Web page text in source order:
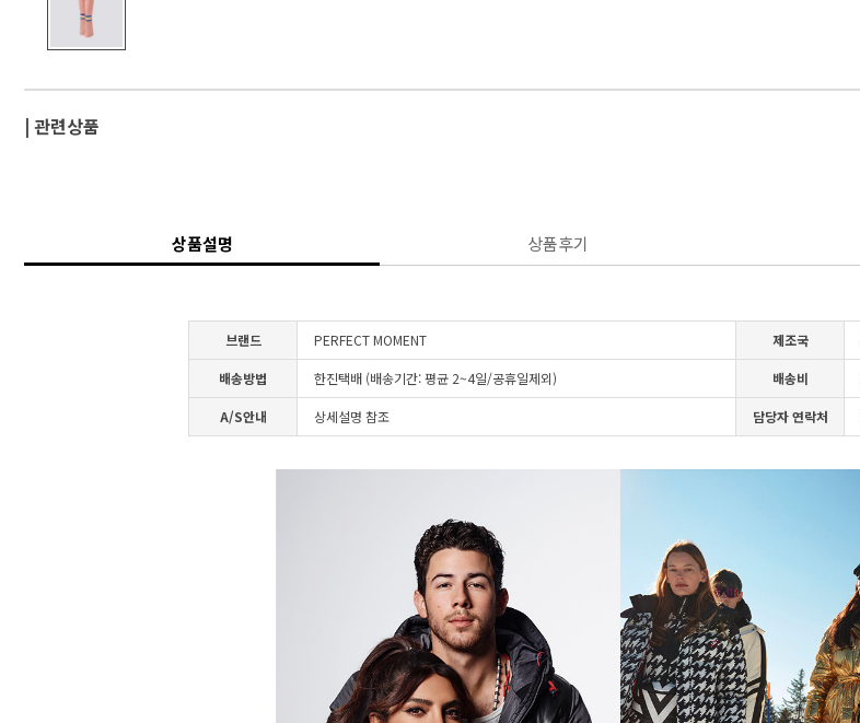
| 관련상품
상품설명 상품후기
브랜드 PERFECT MOMENT 제조국
배송방법 한진택배 (배송기간: 평균 2~4일/공휴일제외) 배송비
A/S안내 상세설명 참조 담당자 연락처